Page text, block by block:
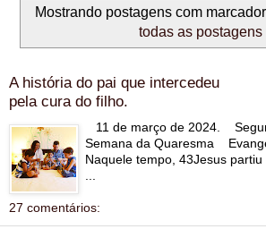
Mostrando postagens com marcador
todas as postagens
A história do pai que intercedeu
pela cura do filho.
11 de março de 2024.
Semana da Quaresma
Naquele tempo, 43Jesus
27 comentários: